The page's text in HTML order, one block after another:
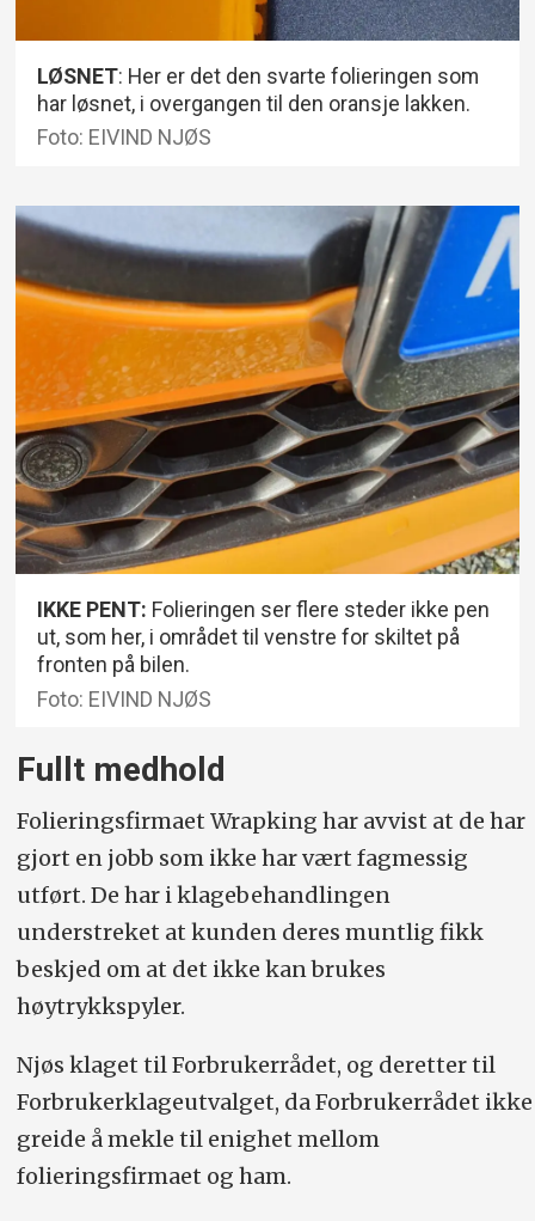
LØSNET: Her er det den svarte folieringen som
har løsnet, i overgangen til den oransje lakken.
Foto: EIVIND NJØS
IKKE PENT: Folieringen ser flere steder ikke pen
ut, som her, i området til venstre for skiltet på
fronten på bilen.
Foto: EIVIND NJØS
Fullt medhold
Folieringsfirmaet Wrapking har avvist at de har
gjort en jobb som ikke har vært fagmessig
utført. De har i klagebehandlingen
understreket at kunden deres muntlig fikk
beskjed om at det ikke kan brukes
høytrykkspyler.
Njøs klaget til Forbrukerrådet, og deretter til
Forbrukerklageutvalget, da Forbrukerrådet ikke
greide å mekle til enighet mellom
folieringsfirmaet og ham.